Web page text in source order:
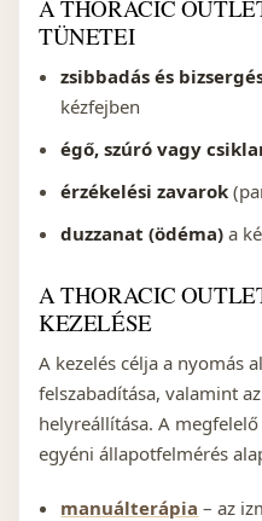
A THORACIC
TÜNETEI
zsibbadás és
kézfejben
égő, szúró vagy
érzékelési zavarok
duzzanat (ödéma) a
A THORACIC
KEZELÉSE
A kezelés célja a nyomás
felszabadítása, valamint
helyreállítása. A
egyéni állapotfelmérés
manuálterápia – az